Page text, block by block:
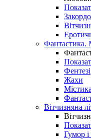
Фантастика.
Фентезі
Жахи
Містика
Вітчизняна
Гумор і